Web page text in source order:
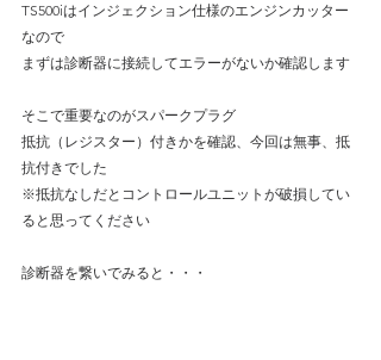
TS500iはインジェクション仕様のエンジンカッター
なので
まずは診断器に接続してエラーがないか確認します
そこで重要なのがスパークプラグ
抵抗（レジスター）付きかを確認、今回は無事、抵
抗付きでした
※抵抗なしだとコントロールユニットが破損してい
ると思ってください
診断器を繋いでみると・・・